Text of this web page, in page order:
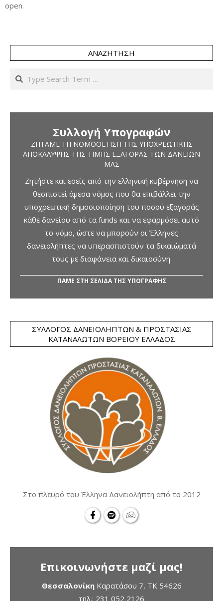
open.
ΑΝΑΖΉΤΗΣΗ
Search
Συλλογή Υπογραφών
ΖΗΤΆΜΕ ΤΗ ΝΟΜΟΘΈΤΙΣΗ ΤΗΣ ΥΠΟΧΡΕΩΤΙΚΉΣ
ΑΠΟΚΆΛΥΨΗΣ ΤΗΣ ΤΙΜΉΣ ΕΞΑΓΟΡΆΣ ΤΩΝ ΔΑΝΕΊΩΝ
ΜΑΣ
Ζητήστε και εσείς από την ελληνική κυβέρνηση να
θεσπιστεί άμεσα νόμος που θα επιβάλλει την
υποχρεωτική δημοσιοποίηση του ποσού εξαγοράς
κάθε δανείου από τα funds και να εφαρμόσει αυτό
το νόμο, ώστε να μπορούν οι Έλληνες
δανειολήπτες να υπερασπιστούν τα δικαιώματά
τους με διαφάνεια και δικαιοσύνη.
ΠΑΜΕ ΣΤΗ ΣΕΛΙΔΑ ΤΗΣ ΥΠΟΓΡΑΦΗΣ
ΣΎΛΛΟΓΟΣ ΔΑΝΕΙΟΛΗΠΤΏΝ & ΠΡΟΣΤΑΣΊΑΣ
ΚΑΤΑΝΑΛΩΤΏΝ ΒΟΡΕΊΟΥ ΕΛΛΆΔΟΣ
Στο πλευρό του Έλληνα Δανειολήπτη από το 2012
Επικοινωνήστε μαζί μας!
ΘεσσαλονίκηΚαρατάσου 7, TK 54626
τηλ.: 231 052 2126